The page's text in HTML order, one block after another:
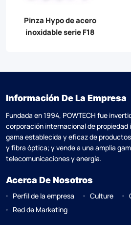
Pinza Hypo de acero
inoxidable serie F18
Información De La Empresa
Fundada en 1994, POWTECH fue
corporación internacional de propiedad
gama establecida y eficaz de
y fibra óptica; y vende a una amplia
telecomunicaciones y energía.
Acerca De Nosotros
Perfil de la empresa Culture
Red de Marketing